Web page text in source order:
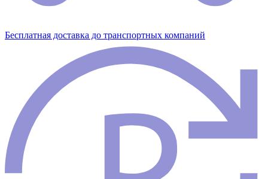
Бесплатная доставка до транспортных компаний